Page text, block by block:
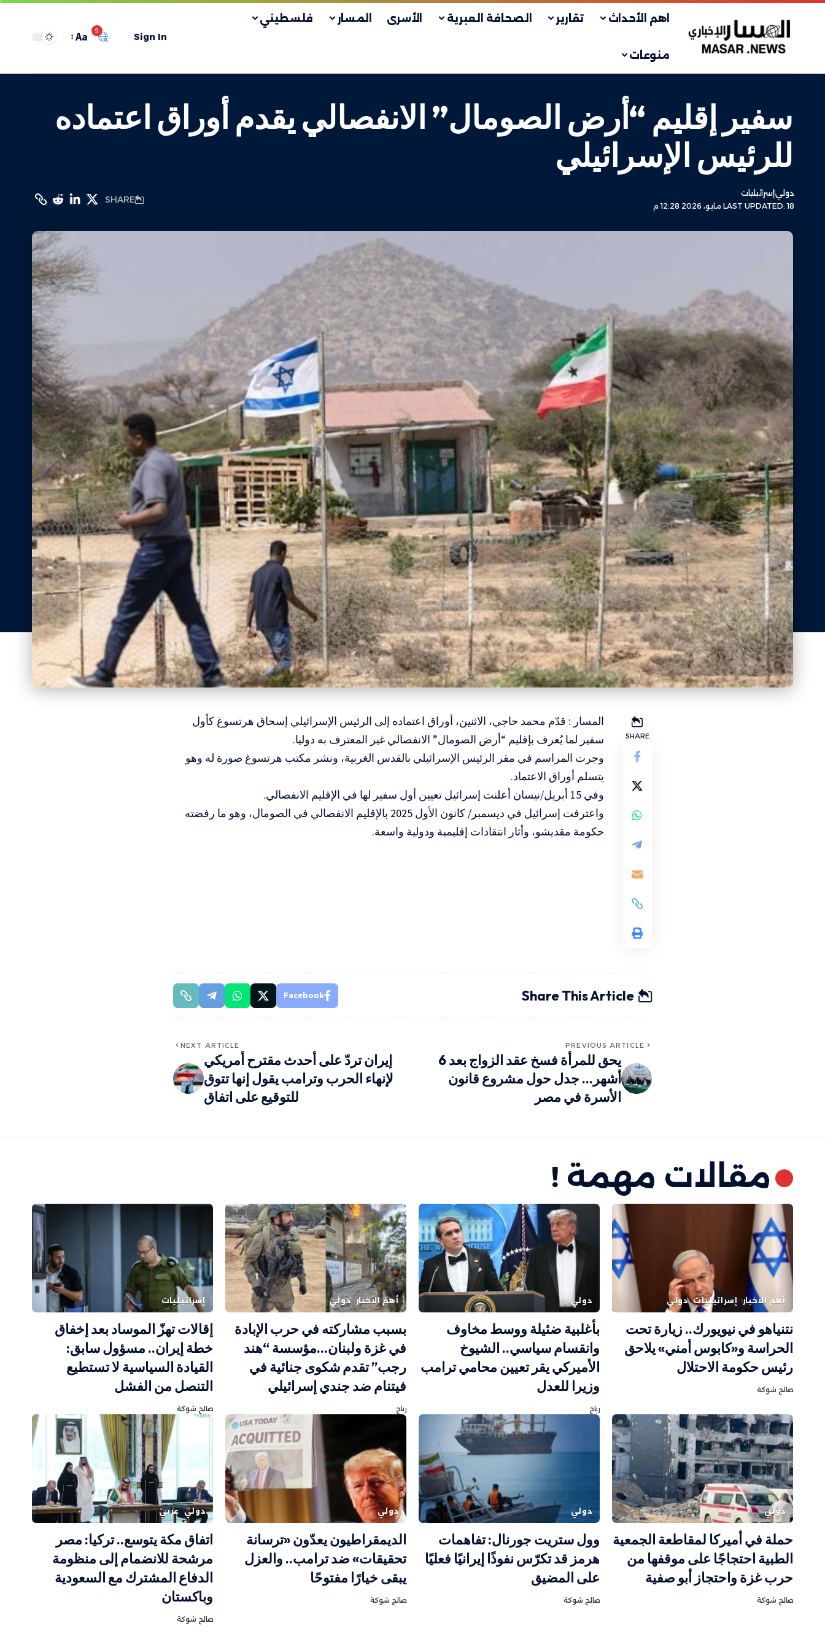
اهم الأحداث تقارير الصحافة العبرية الأسرى المسار فلسطيني
منوعات
Sign In
9
Aa
سفير إقليم “أرض الصومال” الانفصالي يقدم أوراق اعتماده
للرئيس الإسرائيلي
LAST UPDATED: 18 مايو، 2026 12:28 م
دوليإسرائيليات
SHARE
SHARE
المسار : قدّم محمد حاجي، الاثنين، أوراق اعتماده إلى الرئيس الإسرائيلي إسحاق هرتسوغ كأول
سفير لما يُعرف بإقليم “أرض الصومال” الانفصالي غير المعترف به دوليا.
وجرت المراسم في مقر الرئيس الإسرائيلي بالقدس الغربية، ونشر مكتب هرتسوغ صورة له وهو
يتسلم أوراق الاعتماد.
وفي 15 أبريل/نيسان أعلنت إسرائيل تعيين أول سفير لها في الإقليم الانفصالي.
واعترفت إسرائيل في ديسمبر/ كانون الأول 2025 بالإقليم الانفصالي في الصومال، وهو ما رفضته
حكومة مقديشو، وأثار انتقادات إقليمية ودولية واسعة.
Share This Article
Facebook
PREVIOUS ARTICLE
يحق للمرأة فسخ عقد الزواج بعد 6
أشهر… جدل حول مشروع قانون
الأسرة في مصر
NEXT ARTICLE
إيران تردّ على أحدث مقترح أمريكي
لإنهاء الحرب وترامب يقول إنها تتوق
للتوقيع على اتفاق
مقالات مهمة !
أهم الاخبار إسرائيليات دولي
نتنياهو في نيويورك.. زيارة تحت
الحراسة و«كابوس أمني» يلاحق
رئيس حكومة الاحتلال
صالح شوكة
دولي
بأغلبية ضئيلة ووسط مخاوف
وانقسام سياسي.. الشيوخ
الأميركي يقر تعيين محامي ترامب
وزيرا للعدل
رباح
أهم الاخبار دولي
بسبب مشاركته في حرب الإبادة
في غزة ولبنان…مؤسسة “هند
رجب” تقدم شكوى جنائية في
فيتنام ضد جندي إسرائيلي
رباح
إسرائيليات
إقالات تهزّ الموساد بعد إخفاق
خطة إيران.. مسؤول سابق:
القيادة السياسية لا تستطيع
التنصل من الفشل
صالح شوكة
دولي
حملة في أميركا لمقاطعة الجمعية
الطبية احتجاجًا على موقفها من
حرب غزة واحتجاز أبو صفية
صالح شوكة
دولي
وول ستريت جورنال: تفاهمات
هرمز قد تكرّس نفوذًا إيرانيًا فعليًا
على المضيق
صالح شوكة
دولي
الديمقراطيون يعدّون «ترسانة
تحقيقات» ضد ترامب.. والعزل
يبقى خيارًا مفتوحًا
صالح شوكة
دولي عربي
اتفاق مكة يتوسع.. تركيا: مصر
مرشحة للانضمام إلى منظومة
الدفاع المشترك مع السعودية
وباكستان
صالح شوكة